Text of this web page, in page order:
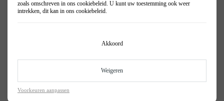
zoals omschreven in ons cookiebeleid. U kunt uw toestemming ook weer
intrekken, dit kan in ons cookiebeleid.
Akkoord
Weigeren
Voorkeuren aanpassen